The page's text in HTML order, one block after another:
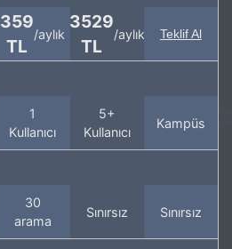
359
TL
/aylık
3529
TL
/aylık Teklif Al
1
Kullanıcı
5+
Kullanıcı
Kampüs
30
arama
Sınırsız Sınırsız